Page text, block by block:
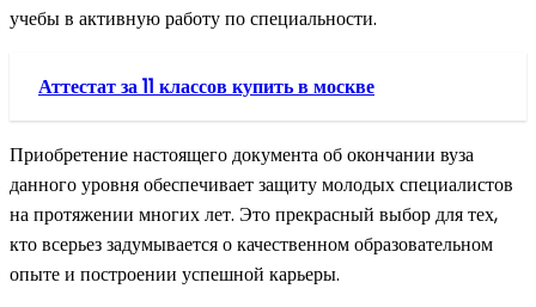
учебы в активную работу по специальности.
Аттестат за 11 классов купить в москве
Приобретение настоящего документа об окончании вуза
данного уровня обеспечивает защиту молодых специалистов
на протяжении многих лет. Это прекрасный выбор для тех,
кто всерьез задумывается о качественном образовательном
опыте и построении успешной карьеры.